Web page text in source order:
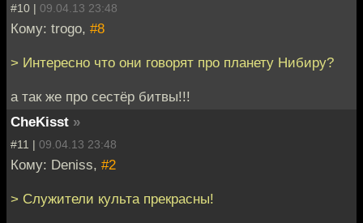
#10 | 09.04.13 23:48
Кому: trogo, #8
> Интересно что они говорят про планету Нибиру?
а так же про сестёр битвы!!!
CheKisst »
#11 | 09.04.13 23:48
Кому: Deniss, #2
> Служители культа прекрасны!